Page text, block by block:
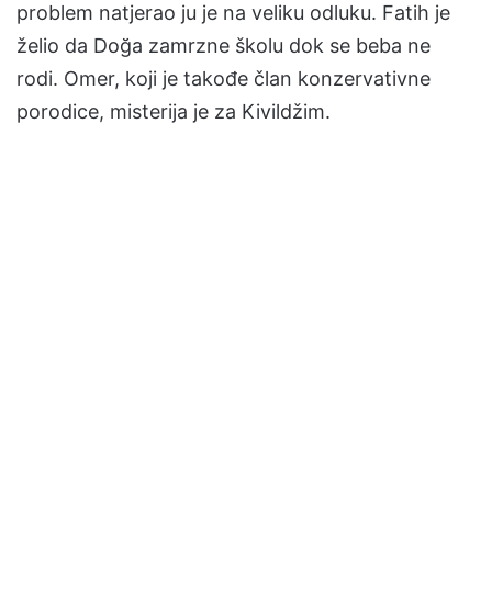
problem natjerao ju je na veliku odluku. Fatih je
želio da Doğa zamrzne školu dok se beba ne
rodi. Omer, koji je takođe član konzervativne
porodice, misterija je za Kivildžim.